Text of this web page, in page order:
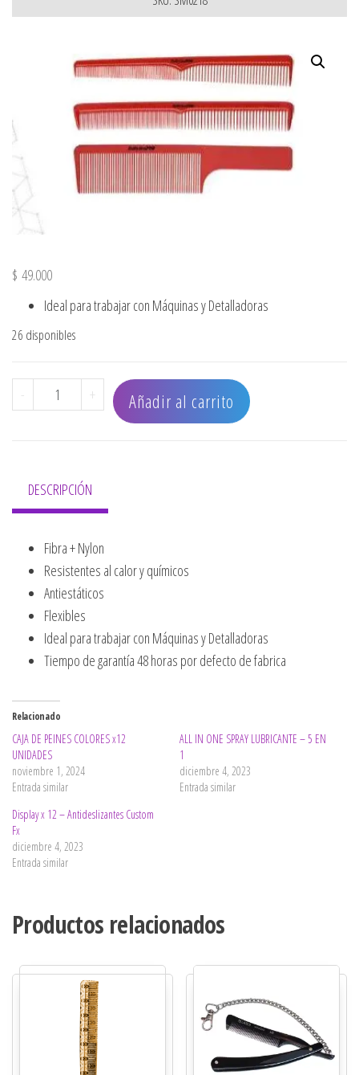
$ 49.000
Ideal para trabajar con Máquinas y Detalladoras
26 disponibles
- SET PEINILLAS BARBERIA X3 cantidad
+ Añadir al carrito
DESCRIPCIÓN
Fibra + Nylon
Resistentes al calor y químicos
Antiestáticos
Flexibles
Ideal para trabajar con Máquinas y Detalladoras
Tiempo de garantía 48 horas por defecto de fabrica
Relacionado
CAJA DE PEINES COLORES x12
UNIDADES
noviembre 1, 2024
Entrada similar
ALL IN ONE SPRAY LUBRICANTE – 5 EN
1
diciembre 4, 2023
Entrada similar
Display x 12 – Antideslizantes Custom
Fx
diciembre 4, 2023
Entrada similar
Productos relacionados